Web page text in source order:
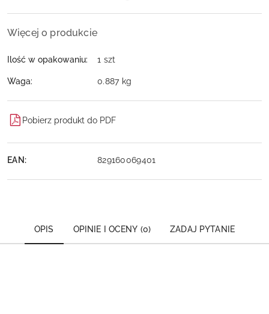
Więcej o produkcie
Ilość w opakowaniu: 1 szt
Waga: 0.887 kg
Pobierz produkt do PDF
EAN: 829160069401
OPIS OPINIE I OCENY (0) ZADAJ PYTANIE